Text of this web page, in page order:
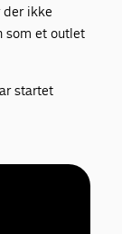
der ikke
som et outlet
startet